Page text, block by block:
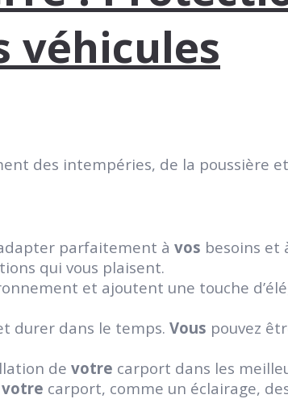
véhicules
des intempéries, de la poussière et
parfaitement à vos besoins et
qui vous plaisent.
et ajoutent une touche
durer dans le temps. Vous pouvez
de votre carport dans les
votre carport, comme un éclairage,